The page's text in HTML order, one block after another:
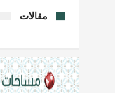
مقالات